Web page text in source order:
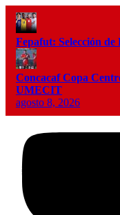
Fepafut: Selección de
Concacaf Copa
UMECIT
agosto 8, 2026